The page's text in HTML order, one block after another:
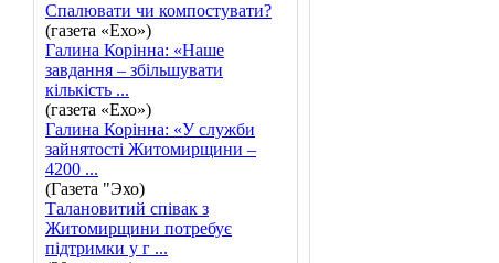
Спалювати чи компостувати?
(газета «Ехо»)
Галина Корінна: «Наше
завдання – збільшувати
кількість ...
(газета «Ехо»)
Галина Корінна: «У служби
зайнятості Житомирщини –
4200 ...
(Газета "Эхо)
Талановитий співак з
Житомирщини потребує
підтримки у г ...